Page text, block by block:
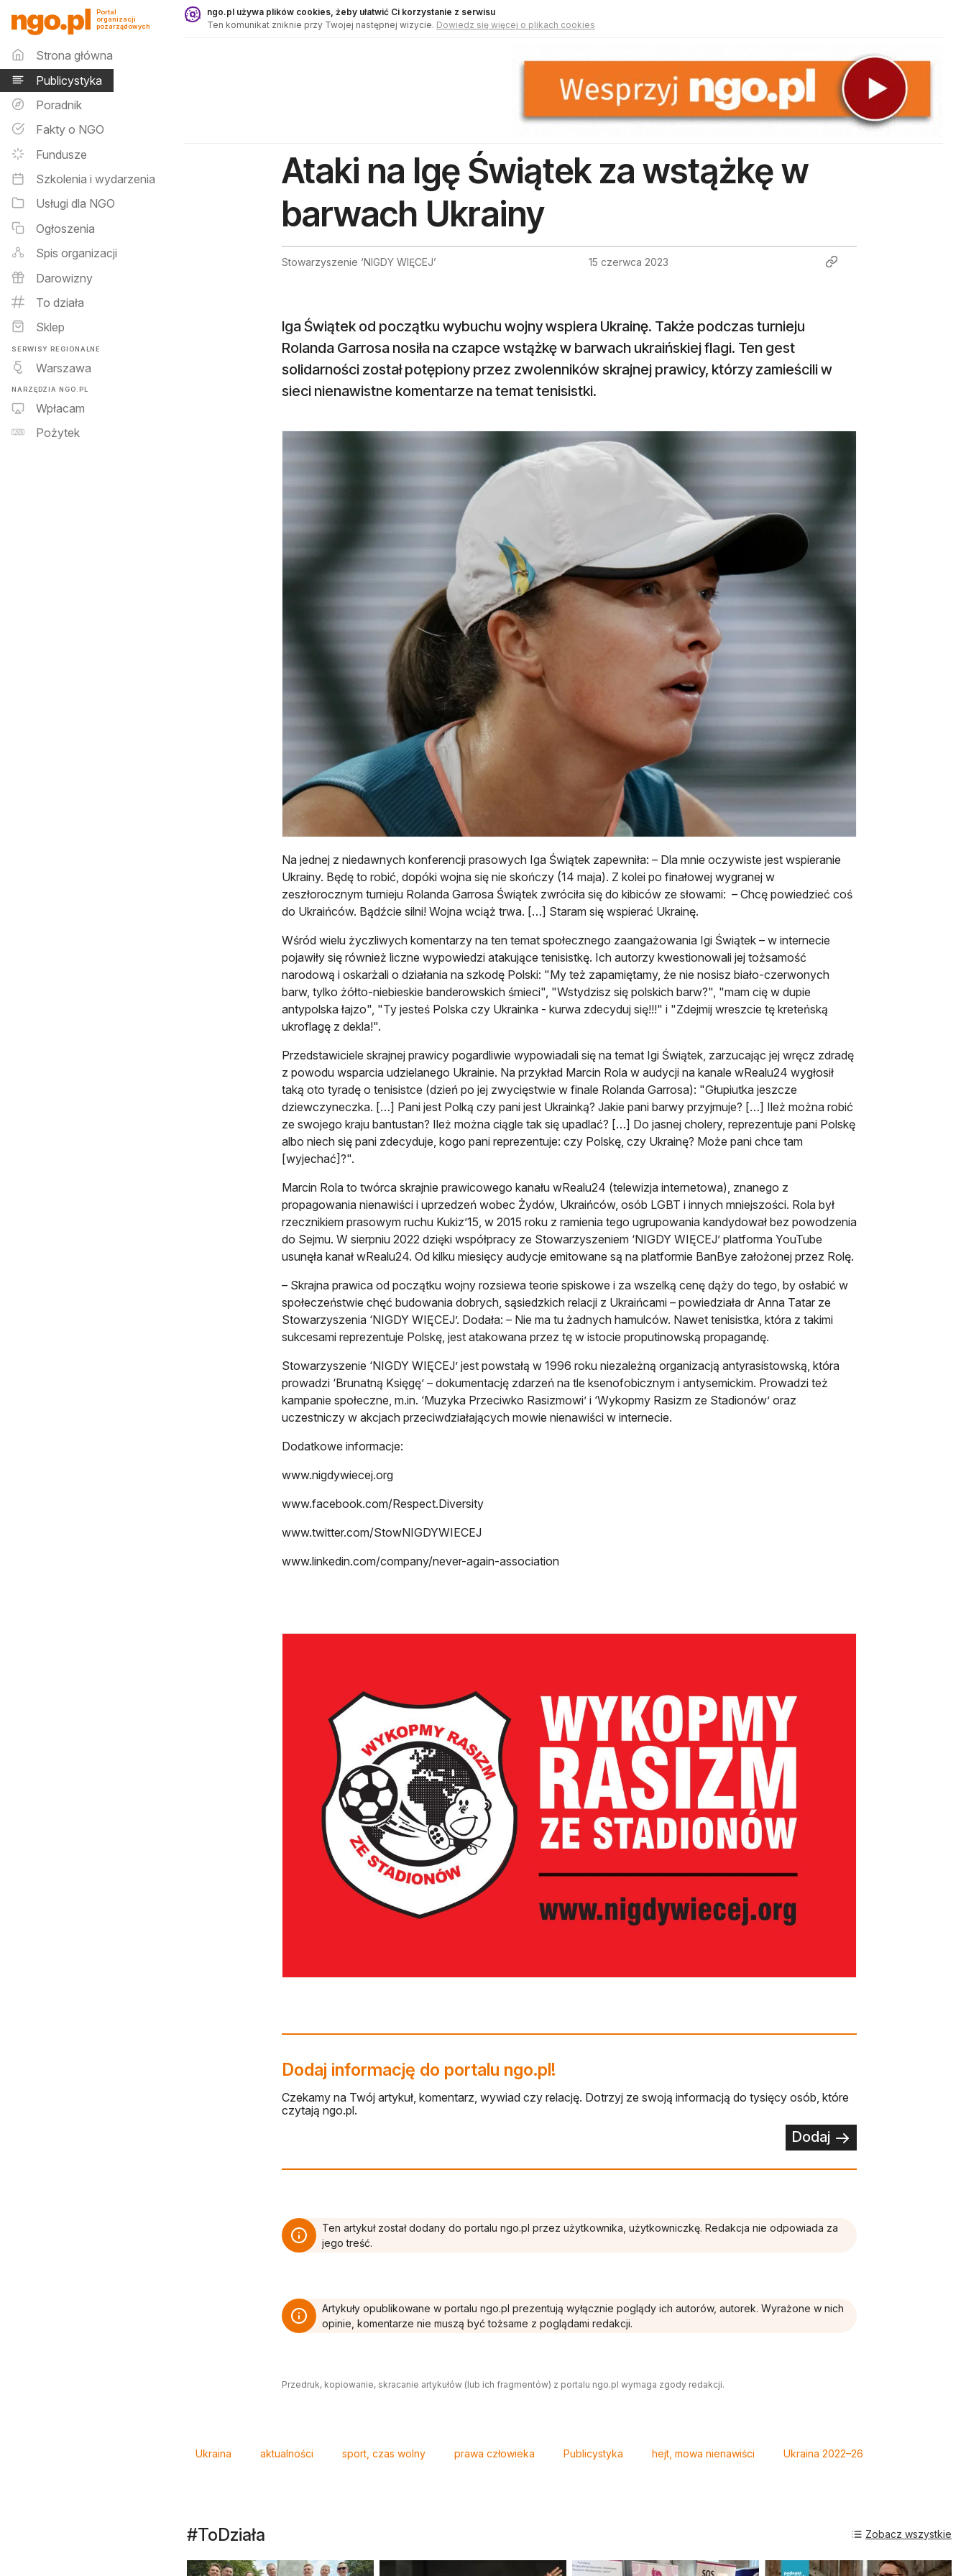
Publicystyka - ngo.pl
Portal
organizacji
pozarządowych
Menu główne
Strona główna
Publicystyka
Poradnik
Fakty o NGO
Fundusze
Szkolenia i wydarzenia
Usługi dla NGO
Ogłoszenia
Spis organizacji
Darowizny
To działa
Sklep
SERWISY REGIONALNE
Warszawa
NARZĘDZIA NGO.PL
Wpłacam
Pożytek
ngo.pl używa plików cookies, żeby ułatwić Ci korzystanie z serwisu
Ten komunikat zniknie przy Twojej następnej wizycie. Dowiedz się więcej o plikach cookies
Ataki na Igę Świątek za wstążkę w
barwach Ukrainy
Stowarzyszenie ‘NIGDY WIĘCEJ’ 15 czerwca 2023
Iga Świątek od początku wybuchu wojny wspiera Ukrainę. Także podczas turnieju
Rolanda Garrosa nosiła na czapce wstążkę w barwach ukraińskiej flagi. Ten gest
solidarności został potępiony przez zwolenników skrajnej prawicy, którzy zamieścili w
sieci nienawistne komentarze na temat tenisistki.
Na jednej z niedawnych konferencji prasowych Iga Świątek zapewniła: – Dla mnie oczywiste jest wspieranie
Ukrainy. Będę to robić, dopóki wojna się nie skończy (14 maja). Z kolei po finałowej wygranej w
zeszłorocznym turnieju Rolanda Garrosa Świątek zwróciła się do kibiców ze słowami: – Chcę powiedzieć coś
do Ukraińców. Bądźcie silni! Wojna wciąż trwa. […] Staram się wspierać Ukrainę.
Wśród wielu życzliwych komentarzy na ten temat społecznego zaangażowania Igi Świątek – w internecie
pojawiły się również liczne wypowiedzi atakujące tenisistkę. Ich autorzy kwestionowali jej tożsamość
narodową i oskarżali o działania na szkodę Polski: "My też zapamiętamy, że nie nosisz biało-czerwonych
barw, tylko żółto-niebieskie banderowskich śmieci", "Wstydzisz się polskich barw?", "mam cię w dupie
antypolska łajzo", "Ty jesteś Polska czy Ukrainka - kurwa zdecyduj się!!!" i "Zdejmij wreszcie tę kreteńską
ukroflagę z dekla!".
Przedstawiciele skrajnej prawicy pogardliwie wypowiadali się na temat Igi Świątek, zarzucając jej wręcz zdradę
z powodu wsparcia udzielanego Ukrainie. Na przykład Marcin Rola w audycji na kanale wRealu24 wygłosił
taką oto tyradę o tenisistce (dzień po jej zwycięstwie w finale Rolanda Garrosa): "Głupiutka jeszcze
dziewczyneczka. […] Pani jest Polką czy pani jest Ukrainką? Jakie pani barwy przyjmuje? […] Ileż można robić
ze swojego kraju bantustan? Ileż można ciągle tak się upadlać? […] Do jasnej cholery, reprezentuje pani Polskę
albo niech się pani zdecyduje, kogo pani reprezentuje: czy Polskę, czy Ukrainę? Może pani chce tam
[wyjechać]?".
Marcin Rola to twórca skrajnie prawicowego kanału wRealu24 (telewizja internetowa), znanego z
propagowania nienawiści i uprzedzeń wobec Żydów, Ukraińców, osób LGBT i innych mniejszości. Rola był
rzecznikiem prasowym ruchu Kukiz’15, w 2015 roku z ramienia tego ugrupowania kandydował bez powodzenia
do Sejmu. W sierpniu 2022 dzięki współpracy ze Stowarzyszeniem ‘NIGDY WIĘCEJ’ platforma YouTube
usunęła kanał wRealu24. Od kilku miesięcy audycje emitowane są na platformie BanBye założonej przez Rolę.
– Skrajna prawica od początku wojny rozsiewa teorie spiskowe i za wszelką cenę dąży do tego, by osłabić w
społeczeństwie chęć budowania dobrych, sąsiedzkich relacji z Ukraińcami – powiedziała dr Anna Tatar ze
Stowarzyszenia ‘NIGDY WIĘCEJ’. Dodała: – Nie ma tu żadnych hamulców. Nawet tenisistka, która z takimi
sukcesami reprezentuje Polskę, jest atakowana przez tę w istocie proputinowską propagandę.
Stowarzyszenie ‘NIGDY WIĘCEJ’ jest powstałą w 1996 roku niezależną organizacją antyrasistowską, która
prowadzi ‘Brunatną Księgę’ – dokumentację zdarzeń na tle ksenofobicznym i antysemickim. Prowadzi też
kampanie społeczne, m.in. ‘Muzyka Przeciwko Rasizmowi’ i ‘Wykopmy Rasizm ze Stadionów’ oraz
uczestniczy w akcjach przeciwdziałających mowie nienawiści w internecie.
Dodatkowe informacje:
www.nigdywiecej.org
www.facebook.com/Respect.Diversity
www.twitter.com/StowNIGDYWIECEJ
www.linkedin.com/company/never-again-association
Dodaj informację do portalu ngo.pl!
Czekamy na Twój artykuł, komentarz, wywiad czy relację. Dotrzyj ze swoją informacją do tysięcy osób, które
czytają ngo.pl.
Dodaj
Ten artykuł został dodany do portalu ngo.pl przez użytkownika, użytkowniczkę. Redakcja nie odpowiada za
jego treść.
Artykuły opublikowane w portalu ngo.pl prezentują wyłącznie poglądy ich autorów, autorek. Wyrażone w nich
opinie, komentarze nie muszą być tożsame z poglądami redakcji.
Przedruk, kopiowanie, skracanie artykułów (lub ich fragmentów) z portalu ngo.pl wymaga zgody redakcji.
Ukraina aktualności sport, czas wolny prawa człowieka Publicystyka hejt, mowa nienawiści Ukraina 2022–26
#ToDziała Zobacz wszystkie